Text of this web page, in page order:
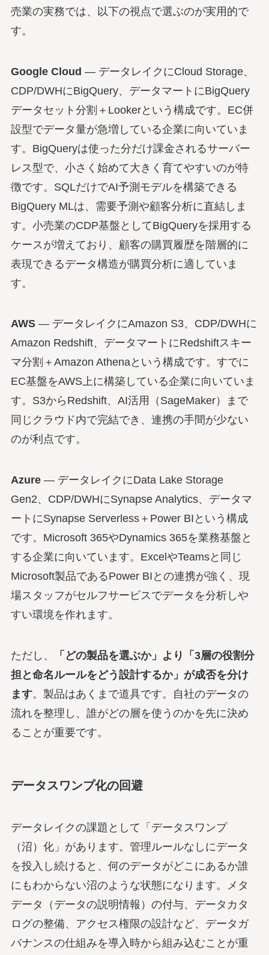
売業の実務では、以下の視点で選ぶのが実用的で
す。
Google Cloud — データレイクにCloud Storage、
CDP/DWHにBigQuery、データマートにBigQuery
データセット分割＋Lookerという構成です。EC併
設型でデータ量が急増している企業に向いていま
す。BigQueryは使った分だけ課金されるサーバー
レス型で、小さく始めて大きく育てやすいのが特
徴です。SQLだけでAI予測モデルを構築できる
BigQuery MLは、需要予測や顧客分析に直結しま
す。小売業のCDP基盤としてBigQueryを採用する
ケースが増えており、顧客の購買履歴を階層的に
表現できるデータ構造が購買分析に適していま
す。
AWS— データレイクにAmazon S3、CDP/DWHに
Amazon Redshift、データマートにRedshiftスキー
マ分割＋Amazon Athenaという構成です。すでに
EC基盤をAWS上に構築している企業に向いていま
す。S3からRedshift、AI活用（SageMaker）まで
同じクラウド内で完結でき、連携の手間が少ない
のが利点です。
Azure— データレイクにData Lake Storage
Gen2、CDP/DWHにSynapse Analytics、データマ
ートにSynapse Serverless＋Power BIという構成
です。Microsoft 365やDynamics 365を業務基盤と
する企業に向いています。ExcelやTeamsと同じ
Microsoft製品であるPower BIとの連携が強く、現
場スタッフがセルフサービスでデータを分析しや
すい環境を作れます。
ただし、
「どの製品を選ぶか」より「3層の役割分
担と命名ルールをどう設計するか」が成否を分け
ます。製品はあくまで道具です。自社のデータの
流れを整理し、誰がどの層を使うのかを先に決め
ることが重要です。
データスワンプ化の回避
データレイクの課題として「データスワンプ
（沼）化」があります。管理ルールなしにデータ
を投入し続けると、何のデータがどこにあるか誰
にもわからない沼のような状態になります。メタ
データ（データの説明情報）の付与、データカタ
ログの整備、アクセス権限の設計など、データガ
バナンスの仕組みを導入時から組み込むことが重